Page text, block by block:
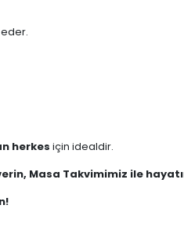
herkes için idealdir.
Masa Takvimimiz ile